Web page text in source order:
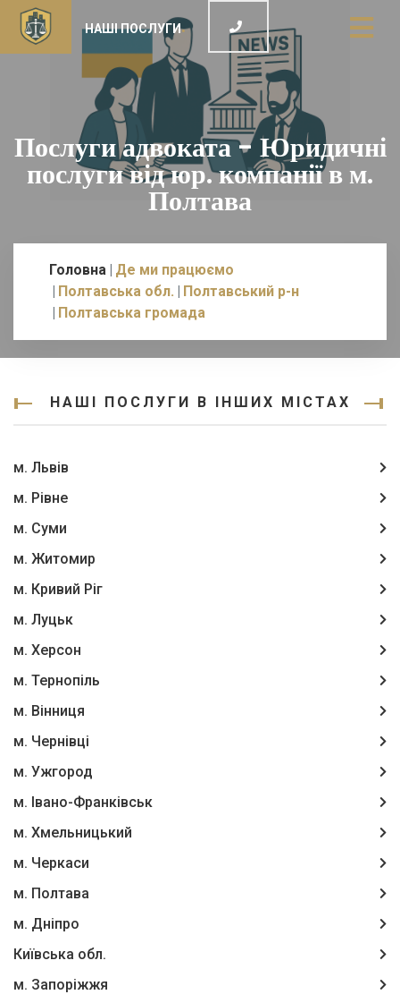
НАШІ ПОСЛУГИ
Послуги адвоката - Юридичні
послуги від юр. компанії в м.
Полтава
Головна Де ми працюємо
Полтавська обл.
Полтавський р-н
Полтавська громада
НАШІ ПОСЛУГИ В ІНШИХ МІСТАХ
м. Львів
м. Рівне
м. Суми
м. Житомир
м. Кривий Ріг
м. Луцьк
м. Херсон
м. Тернопіль
м. Вінниця
м. Чернівці
м. Ужгород
м. Івано-Франківськ
м. Хмельницький
м. Черкаси
м. Полтава
м. Дніпро
Київська обл.
м. Запоріжжя